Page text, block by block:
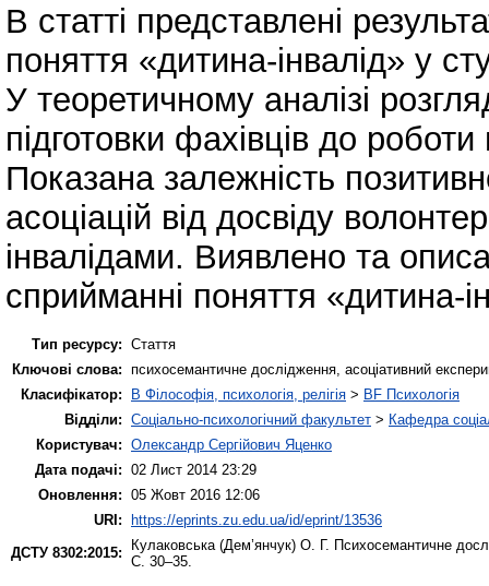
В статті представлені
поняття «дитина-інвалід» у
У теоретичному аналізі
підготовки фахівців до
Показана залежність
асоціацій від досвіду
інвалідами. Виявлено та
сприйманні поняття «дитина-
Тип ресурсу: Стаття
Ключові слова: психосемантичне дослідження, асоціативний
Класифікатор:
B Філософія, психологія, релігія > BF Психологія
Відділи: Соціально-психологічний факультет > Кафедра
Користувач: Олександр Сергійович Яценко
Дата подачі: 02 Лист 2014 23:29
Оновлення: 05 Жовт 2016 12:06
URI: https://eprints.zu.edu.ua/id/eprint/13536
ДСТУ 8302:2015:
Кулаковська (Дем’янчук) О. Г. Психосемантичне
С. 30–35.